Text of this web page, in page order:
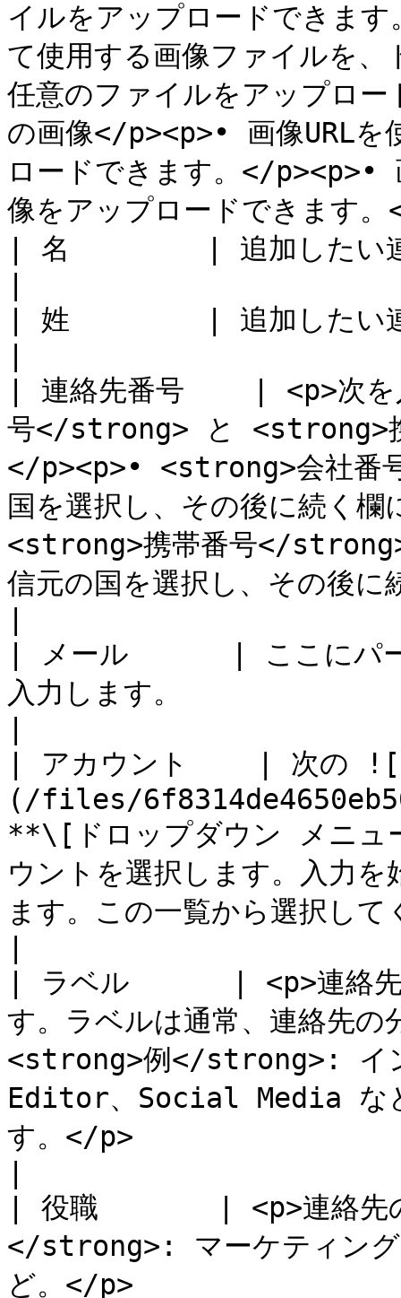
イルをアップロードできま
て使用する画像ファイルを
任意のファイルをアップロ
の画像</p><p>• 画像URLを
ロードできます。</p><p>•
像をアップロードできます
| 名        | 追加したい連
| 姓        | 追加したい連
| 連絡先番号    | <p>次を
号</strong> と <strong>
</p><p>• <strong>会社番
国を選択し、その後に続く
<strong>携帯番号</
信元の国を選択し、その後
| メール      | ここにパー
入力します。
| アカウント    | 次の
(/files/
**\[ドロップダウン メニュ
ウントを選択します。入力
ます。この一覧から選択して
| ラベル      | <p>連絡先
す。ラベルは通常、連絡先
<strong>例</strong>: イ
Editor、Social Media など
す。</p>
| 役職       | <p>連絡先
</strong>: マーケティング
ど。</p>